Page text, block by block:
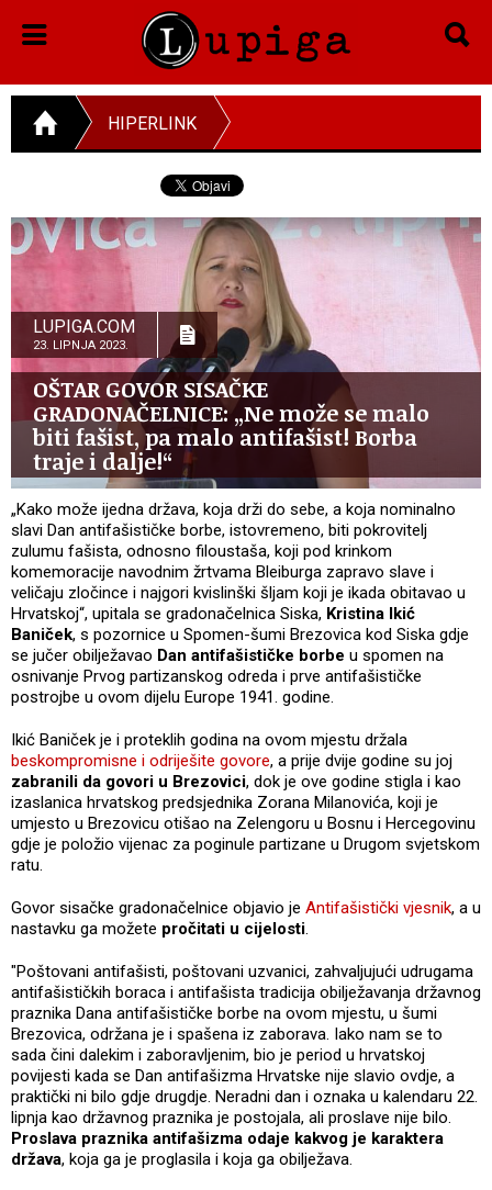
HIPERLINK
LUPIGA.COM
23. LIPNJA 2023.
OŠTAR GOVOR SISAČKE
GRADONAČELNICE: „Ne može se malo
biti fašist, pa malo antifašist! Borba
traje i dalje!“
„Kako može ijedna država, koja drži do sebe, a koja nominalno
slavi Dan antifašističke borbe, istovremeno, biti pokrovitelj
zulumu fašista, odnosno filoustaša, koji pod krinkom
komemoracije navodnim žrtvama Bleiburga zapravo slave i
veličaju zločince i najgori kvislinški šljam koji je ikada obitavao u
Hrvatskoj“, upitala se gradonačelnica Siska, Kristina Ikić
Baniček, s pozornice u Spomen-šumi Brezovica kod Siska gdje
se jučer obilježavao Dan antifašističke borbe u spomen na
osnivanje Prvog partizanskog odreda i prve antifašističke
postrojbe u ovom dijelu Europe 1941. godine.
Ikić Baniček je i proteklih godina na ovom mjestu držala
beskompromisne i odriješite govore, a prije dvije godine su joj
zabranili da govori u Brezovici, dok je ove godine stigla i kao
izaslanica hrvatskog predsjednika Zorana Milanovića, koji je
umjesto u Brezovicu otišao na Zelengoru u Bosnu i Hercegovinu
gdje je položio vijenac za poginule partizane u Drugom svjetskom
ratu.
Govor sisačke gradonačelnice objavio je Antifašistički vjesnik, a u
nastavku ga možete pročitati u cijelosti.
"Poštovani antifašisti, poštovani uzvanici, zahvaljujući udrugama
antifašističkih boraca i antifašista tradicija obilježavanja državnog
praznika Dana antifašističke borbe na ovom mjestu, u šumi
Brezovica, održana je i spašena iz zaborava. Iako nam se to
sada čini dalekim i zaboravljenim, bio je period u hrvatskoj
povijesti kada se Dan antifašizma Hrvatske nije slavio ovdje, a
praktički ni bilo gdje drugdje. Neradni dan i oznaka u kalendaru 22.
lipnja kao državnog praznika je postojala, ali proslave nije bilo.
Proslava praznika antifašizma odaje kakvog je karaktera
država, koja ga je proglasila i koja ga obilježava.